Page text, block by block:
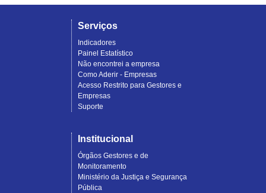
Serviços
Indicadores
Painel Estatístico
Não encontrei a empresa
Como Aderir - Empresas
Acesso Restrito para Gestores e
Empresas
Suporte
Institucional
Órgãos Gestores e de
Monitoramento
Ministério da Justiça e Segurança
Pública